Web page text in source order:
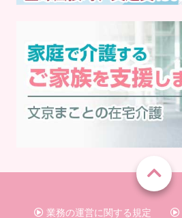
業務の運営に関する規定